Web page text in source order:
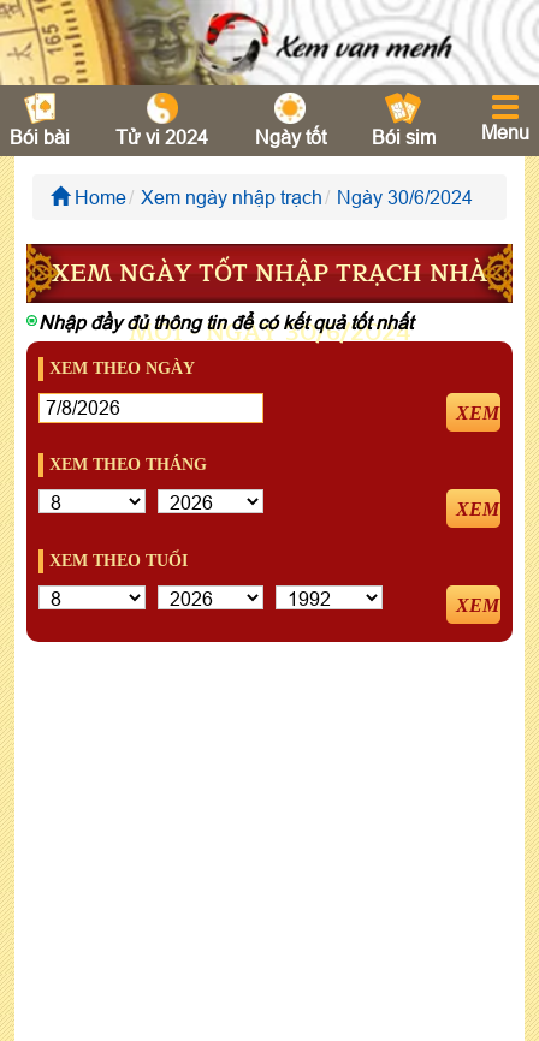
Bói bài Tử vi 2024 Ngày tốt Bói sim Menu
Home Xem ngày nhập trạch Ngày 30/6/2024
XEM NGÀY TỐT NHẬP TRẠCH NHÀ
MỚI - NGÀY 30/6/2024
Nhập đầy đủ thông tin để có kết quả tốt nhất
XEM THEO NGÀY
XEM
XEM THEO THÁNG
XEM
XEM THEO TUỔI
XEM